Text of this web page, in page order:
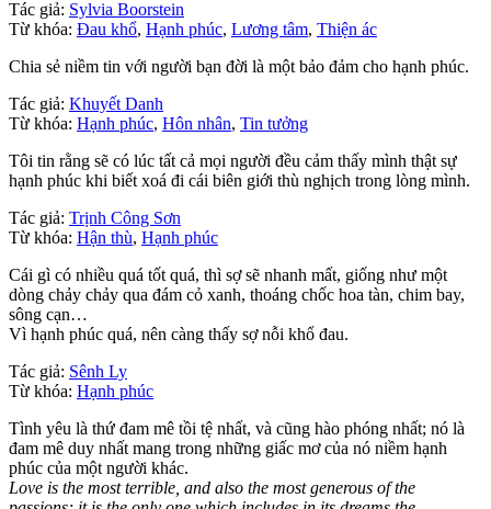
Tác giả: Sylvia Boorstein
Từ khóa: Đau khổ, Hạnh phúc, Lương tâm, Thiện ác
Chia sẻ niềm tin với người bạn đời là một bảo đảm cho hạnh phúc.
Tác giả: Khuyết Danh
Từ khóa: Hạnh phúc, Hôn nhân, Tin tưởng
Tôi tin rằng sẽ có lúc tất cả mọi người đều cảm thấy mình thật sự
hạnh phúc khi biết xoá đi cái biên giới thù nghịch trong lòng mình.
Tác giả: Trịnh Công Sơn
Từ khóa: Hận thù, Hạnh phúc
Cái gì có nhiều quá tốt quá, thì sợ sẽ nhanh mất, giống như một
dòng chảy chảy qua đám cỏ xanh, thoáng chốc hoa tàn, chim bay,
sông cạn…
Vì hạnh phúc quá, nên càng thấy sợ nỗi khổ đau.
Tác giả: Sênh Ly
Từ khóa: Hạnh phúc
Tình yêu là thứ đam mê tồi tệ nhất, và cũng hào phóng nhất; nó là
đam mê duy nhất mang trong những giấc mơ của nó niềm hạnh
phúc của một người khác.
Love is the most terrible, and also the most generous of the